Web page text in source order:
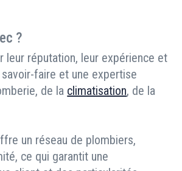
?
leur réputation, leur expérience et
faire et une expertise
de la climatisation, de la
un réseau de plombiers,
ce qui garantit une